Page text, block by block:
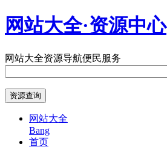
网站大全·资源中心
网站大全资源导航便民服务
网站大全
Bang
首页